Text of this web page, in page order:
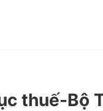
thuế-Bộ